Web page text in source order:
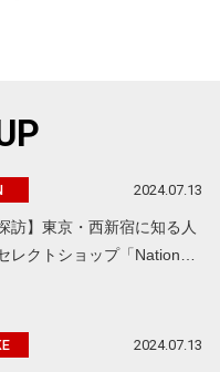
2024.07.13
訪】東京・西新宿に知る人
レクトショップ「Nation…
2024.07.13